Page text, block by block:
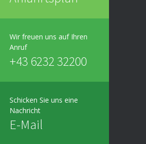
Wir freuen uns auf Ihren
Anruf
+43 6232 32200
Schicken Sie uns eine
Nachricht
E-Mail